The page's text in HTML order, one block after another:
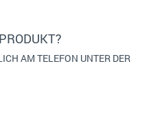
AM TELEFON UNTER DER